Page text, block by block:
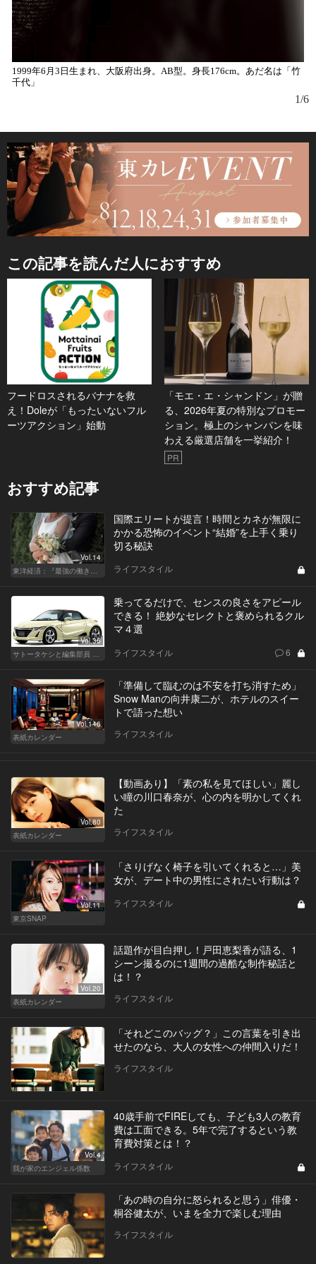
1999年6月3日生まれ、大阪府出身。AB型。身長176cm。あだ名は「竹
千代」
1/6
この記事を読んだ人におすすめ
フードロスされるバナナを救
え！Doleが「もったいないフル
ーツアクション」始動
「モエ・エ・シャンドン」が贈
る、2026年夏の特別なプロモー
ション。極上のシャンパンを味
わえる厳選店舗を一挙紹介！
PR
おすすめ記事
Vol.14
東洋経済：『最強の働き方』『一流の育て方』
国際エリートが提言！時間とカネが無限に
かかる恐怖のイベント“結婚”を上手く乗り
切る秘訣
ライフスタイル
Vol.36
サトータケシと編集部員 船山の"CAR GENTSへの道"
乗ってるだけで、センスの良さをアピール
できる！ 絶妙なセレクトと褒められるクル
マ４選
ライフスタイル 6
Vol.146
表紙カレンダー
「準備して臨むのは不安を打ち消すため」
Snow Manの向井康二が、ホテルのスイー
トで語った想い
ライフスタイル
Vol.80
表紙カレンダー
【動画あり】「素の私を見てほしい」麗し
い瞳の川口春奈が、心の内を明かしてくれ
た
ライフスタイル
Vol.11
東京SNAP
「さりげなく椅子を引いてくれると…」美
女が、デート中の男性にされたい行動は？
ライフスタイル
Vol.20
表紙カレンダー
話題作が目白押し！戸田恵梨香が語る、1
シーン撮るのに1週間の過酷な制作秘話と
は！？
ライフスタイル
「それどこのバッグ？」この言葉を引き出
せたのなら、大人の女性への仲間入りだ！
ライフスタイル
Vol.4
我が家のエンジェル係数
40歳手前でFIREしても、子ども3人の教育
費は工面できる。5年で完了するという教
育費対策とは！？
ライフスタイル
「あの時の自分に怒られると思う」俳優・
桐谷健太が、いまを全力で楽しむ理由
ライフスタイル